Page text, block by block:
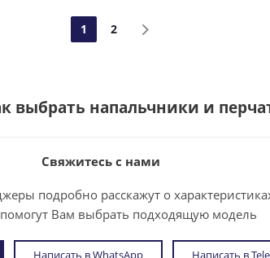
1 2
выбрать напальчники и
Свяжитесь с нами
подробно расскажут о
Вам выбрать подходящую модель
Написать в WhatsApp Написать в